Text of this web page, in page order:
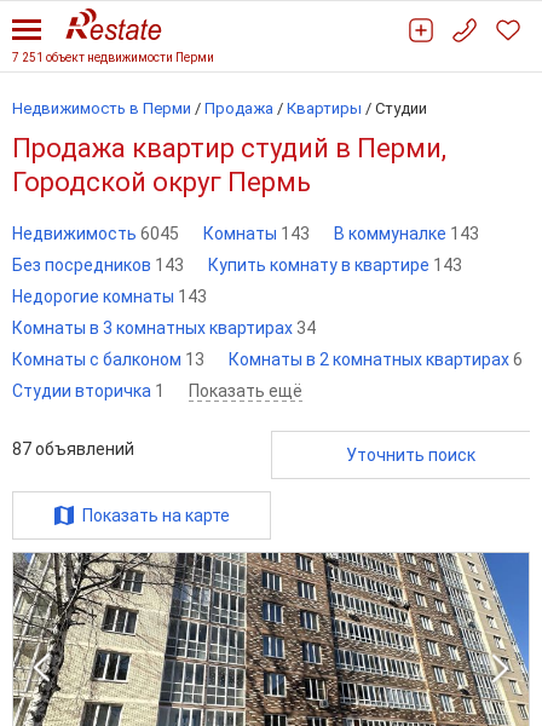
7 251 объект недвижимости Перми
Недвижимость в Перми / Продажа / Квартиры / Студии
Продажа квартир студий в Перми,
Городской округ Пермь
Недвижимость 6045 Комнаты 143 В коммуналке 143
Без посредников 143 Купить комнату в квартире 143
Недорогие комнаты 143
Комнаты в 3 комнатных квартирах 34
Комнаты с балконом 13 Комнаты в 2 комнатных квартирах6
Студии вторичка 1 Показать ещё
87объявлений Уточнить поиск
Показать на карте